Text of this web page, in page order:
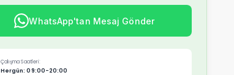
WhatsApp'tan Mesaj Gönder
Çalışma Saatleri:
Hergün: 09:00-20:00